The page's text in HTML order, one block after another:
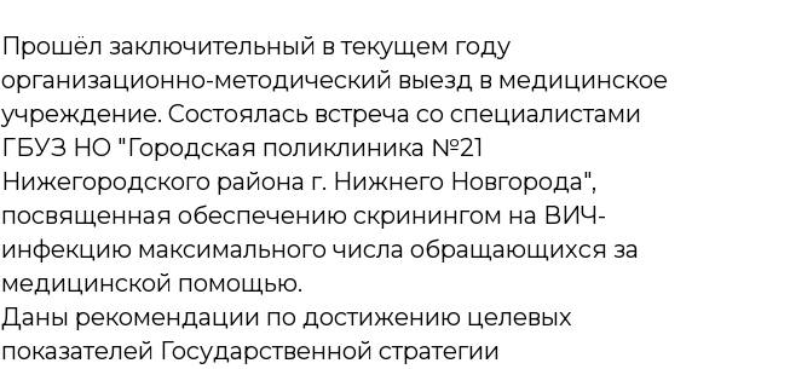
Прошёл заключительный в текущем году
организационно-методический выезд в медицинское
учреждение. Состоялась встреча со специалистами
ГБУЗ НО "Городская поликлиника №21
Нижегородского района г. Нижнего Новгорода",
посвященная обеспечению скринингом на ВИЧ-
инфекцию максимального числа обращающихся за
медицинской помощью.
Даны рекомендации по достижению целевых
показателей Государственной стратегии